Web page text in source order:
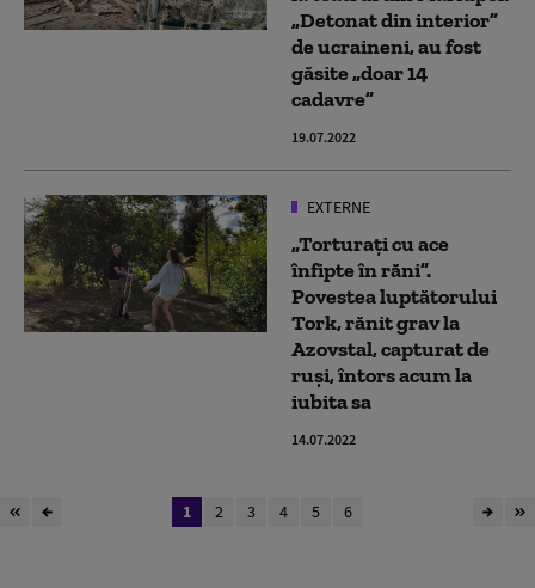
„Detonat din interior”
de ucraineni, au fost
găsite „doar 14
cadavre”
19.07.2022
EXTERNE
„Torturați cu ace
înfipte în răni”.
Povestea luptătorului
Tork, rănit grav la
Azovstal, capturat de
ruși, întors acum la
iubita sa
14.07.2022
1 2 3 4 5 6